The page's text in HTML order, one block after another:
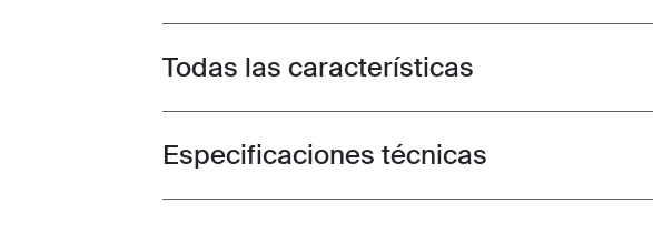
Toggle features
Todas las características
Toggle techspec
Especificaciones técnicas